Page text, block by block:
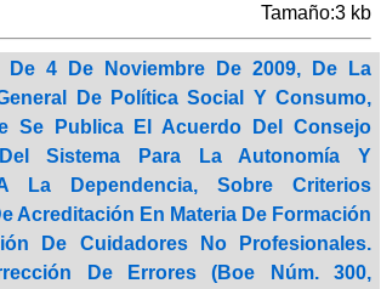
Tamaño:3 kb
De 4 De Noviembre De 2009, De La
De Política Social Y Consumo,
Se Publica El Acuerdo Del Consejo
Sistema Para La Autonomía Y
La Dependencia, Sobre Criterios
Acreditación En Materia De Formación
De Cuidadores No Profesionales.
De Errores (Boe Núm. 300,